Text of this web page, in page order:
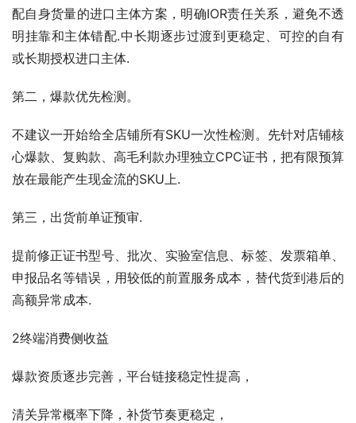
配自身货量的进口主体方案，明确IOR责任关系，避免不透
明挂靠和主体错配.中长期逐步过渡到更稳定、可控的自有
或长期授权进口主体.
第二，爆款优先检测。
不建议一开始给全店铺所有SKU一次性检测。先针对店铺核
心爆款、复购款、高毛利款办理独立CPC证书，把有限预算
放在最能产生现金流的SKU上.
第三，出货前单证预审.
提前修正证书型号、批次、实验室信息、标签、发票箱单、
申报品名等错误，用较低的前置服务成本，替代货到港后的
高额异常成本.
2终端消费侧收益
爆款资质逐步完善，平台链接稳定性提高，
清关异常概率下降，补货节奏更稳定，